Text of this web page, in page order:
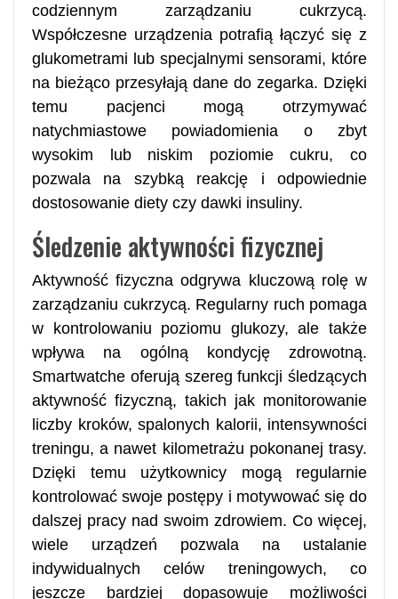
codziennym zarządzaniu cukrzycą.
Współczesne urządzenia potrafią łączyć się z
glukometrami lub specjalnymi sensorami, które
na bieżąco przesyłają dane do zegarka. Dzięki
temu pacjenci mogą otrzymywać
natychmiastowe powiadomienia o zbyt
wysokim lub niskim poziomie cukru, co
pozwala na szybką reakcję i odpowiednie
dostosowanie diety czy dawki insuliny.
Śledzenie aktywności fizycznej
Aktywność fizyczna odgrywa kluczową rolę w
zarządzaniu cukrzycą. Regularny ruch pomaga
w kontrolowaniu poziomu glukozy, ale także
wpływa na ogólną kondycję zdrowotną.
Smartwatche oferują szereg funkcji śledzących
aktywność fizyczną, takich jak monitorowanie
liczby kroków, spalonych kalorii, intensywności
treningu, a nawet kilometrażu pokonanej trasy.
Dzięki temu użytkownicy mogą regularnie
kontrolować swoje postępy i motywować się do
dalszej pracy nad swoim zdrowiem. Co więcej,
wiele urządzeń pozwala na ustalanie
indywidualnych celów treningowych, co
jeszcze bardziej dopasowuje możliwości